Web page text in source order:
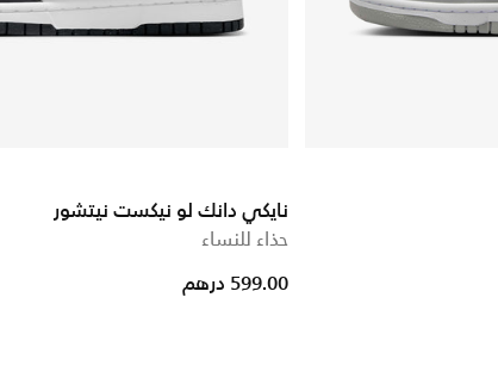
نايكي دانك لو نيكست نيتشور
حذاء للنساء
599.00 درهم